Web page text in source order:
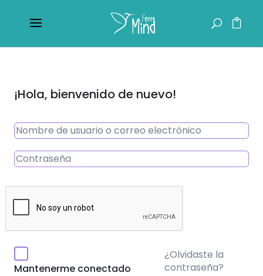
¡Hola, bienvenido de nuevo!
Mantenerme conectado
¿Olvidaste la
contraseña?